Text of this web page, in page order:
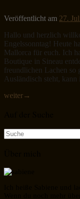
Veröffentlicht am 27.
Hallo und herzlich
Engelssonntag! Heute
Mallorca für euch. Ich
Boutique in Sineau
freundlichen Lachen so
Ausländisch steht,
weiter→
Suche
nach: